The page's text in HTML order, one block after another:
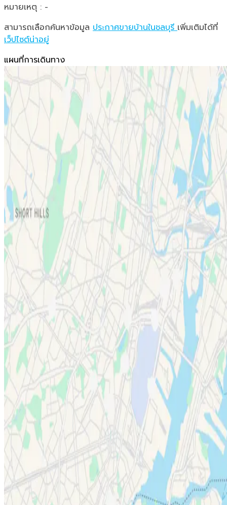
หมายเหตุ : -
สามารถเลือกค้นหาข้อมูล ประกาศขายบ้านในชลบุรีเพิ่มเติมได้ที่
เว็ปไซต์น่าอยู่
แผนที่การเดินทาง